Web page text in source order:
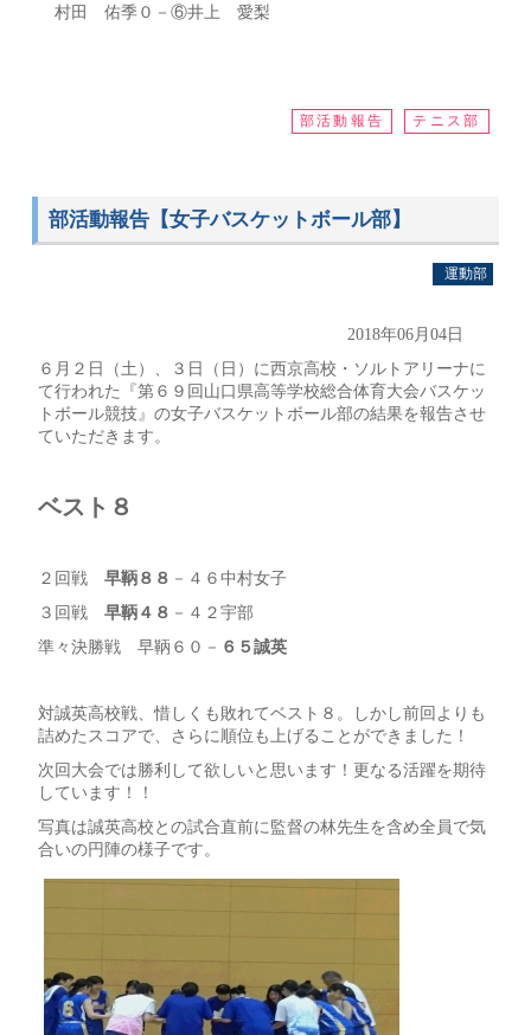
村田 佑季０－⑥井上 愛梨
部活動報告 テニス部
部活動報告【女子バスケットボール部】
運動部
2018年06月04日
６月２日（土）、３日（日）に西京高校・ソルトアリーナに
て行われた『第６９回山口県高等学校総合体育大会バスケッ
トボール競技』の女子バスケットボール部の結果を報告させ
ていただきます。
ベスト８
２回戦早鞆８８ －４６中村女子
３回戦早鞆４８ －４２宇部
準々決勝戦 早鞆６０－ ６５誠英
対誠英高校戦、惜しくも敗れてベスト８。しかし前回よりも
詰めたスコアで、さらに順位も上げることができました！
次回大会では勝利して欲しいと思います！更なる活躍を期待
しています！！
写真は誠英高校との試合直前に監督の林先生を含め全員で気
合いの円陣の様子です。